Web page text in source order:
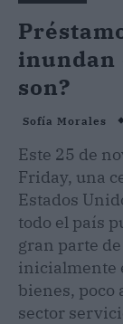
inundan
son?
Sofía Morales
Este 25 de
Friday, una
Estados
todo el país
gran parte
inicialmente
bienes, poco
sector